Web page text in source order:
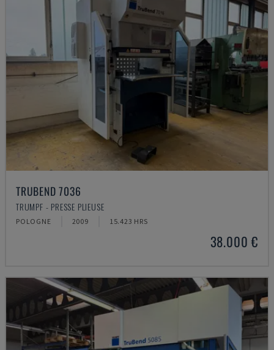
TRUBEND 7036
TRUMPF - PRESSE PLIEUSE
POLOGNE 2009 15.423 HRS
38.000 €